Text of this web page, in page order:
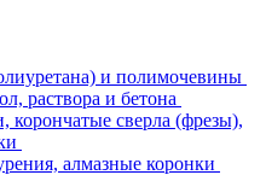
и полимочевины
раствора и бетона
корончатые сверла (фрезы),
алмазные коронки